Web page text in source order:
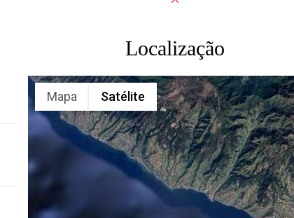
Localização
Mapa Satélite